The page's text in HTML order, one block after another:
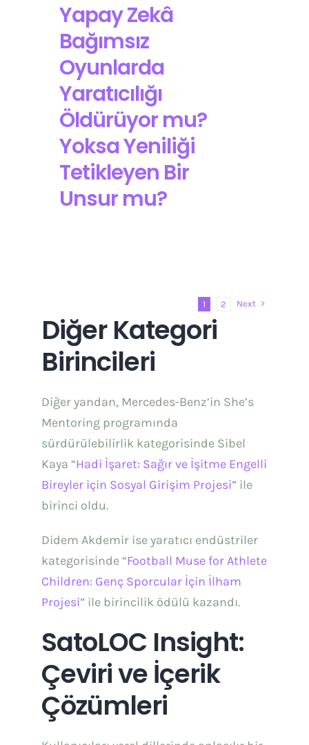
Yapay Zekâ
Bağımsız
Oyunlarda
Yaratıcılığı
Öldürüyor mu?
Yoksa Yeniliği
Tetikleyen Bir
Unsur mu?
1 2 Next
Diğer Kategori
Birincileri
Diğer yandan, Mercedes-Benz’in She’s
Mentoring programında
sürdürülebilirlik kategorisinde Sibel
Kaya “Hadi İşaret: Sağır ve İşitme Engelli
Bireyler için Sosyal Girişim Projesi” ile
birinci oldu.
Didem Akdemir ise yaratıcı endüstriler
kategorisinde “Football Muse for Athlete
Children: Genç Sporcular İçin İlham
Projesi” ile birincilik ödülü kazandı.
SatoLOC Insight:
Çeviri ve İçerik
Çözümleri